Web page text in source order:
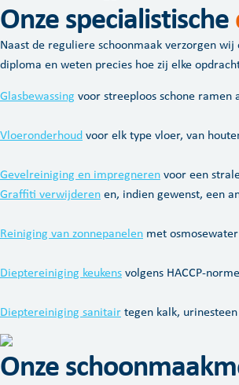
Onze specialistische
Naast de reguliere schoonmaak verzorgen wij
diploma en weten precies hoe zij elke
Glasbewassing voor streeploos schone ramen
Vloeronderhoud voor elk type vloer, van
Gevelreiniging en impregneren voor een
Graffiti verwijderen en, indien gewenst, een
Reiniging van zonnepanelen met
Dieptereiniging keukens volgens HACCP-
Dieptereiniging sanitair tegen kalk,
Onze